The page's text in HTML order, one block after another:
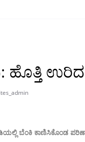
ಹೊತ್ತಿ
ಬೆಂಕಿ ಕಾಣಿಸಿಕೊಂಡ